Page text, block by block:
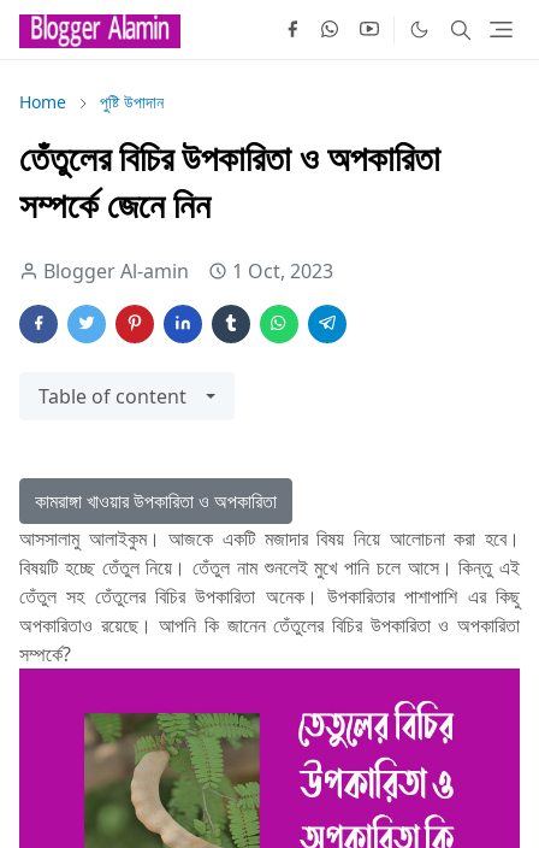
Home পুষ্টি উপাদান
তেঁতুলের বিচির উপকারিতা ও অপকারিতা
সম্পর্কে জেনে নিন
Blogger Al-amin 1 Oct, 2023
Table of content
কামরাঙ্গা খাওয়ার উপকারিতা ও অপকারিতা
আসসালামু আলাইকুম। আজকে একটি মজাদার বিষয় নিয়ে আলোচনা করা হবে।
বিষয়টি হচ্ছে তেঁতুল নিয়ে। তেঁতুল নাম শুনলেই মুখে পানি চলে আসে। কিন্তু এই
তেঁতুল সহ তেঁতুলের বিচির উপকারিতা অনেক। উপকারিতার পাশাপাশি এর কিছু
অপকারিতাও রয়েছে। আপনি কি জানেন তেঁতুলের বিচির উপকারিতা ও অপকারিতা
সম্পর্কে?